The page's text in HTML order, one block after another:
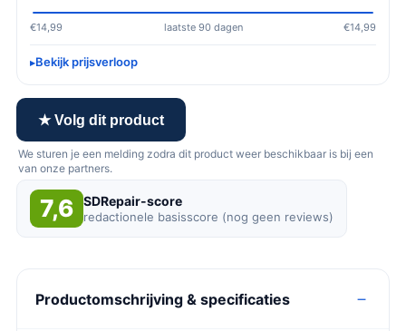
€14,99 laatste 90 dagen €14,99
Bekijk prijsverloop
★ Volg dit product
We sturen je een melding zodra dit product weer beschikbaar is bij een
van onze partners.
7,6 SDRepair-score
redactionele basisscore (nog geen reviews)
Productomschrijving & specificaties